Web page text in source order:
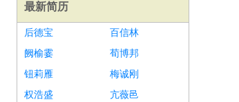
最新简历
后德宝
百信林
阙榆霎
荀博邦
钮莉雁
梅诚刚
权浩盛
亢薇邑